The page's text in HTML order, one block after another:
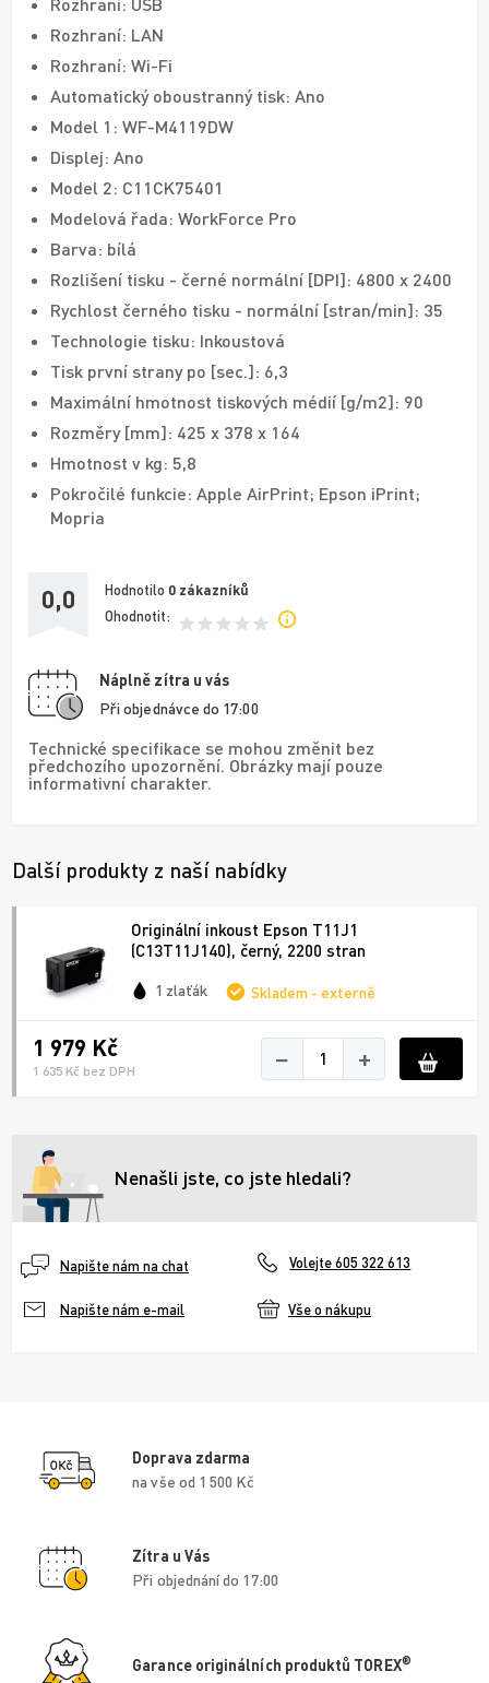
Rozhraní: LAN
Rozhraní: Wi-Fi
Automatický oboustranný tisk: Ano
Model 1: WF-M4119DW
Displej: Ano
Model 2: C11CK75401
Modelová řada: WorkForce Pro
Barva: bílá
Rozlišení tisku - černé normální [DPI]: 4800 x 2400
Rychlost černého tisku - normální [stran/min]: 35
Technologie tisku: Inkoustová
Tisk první strany po [sec.]: 6,3
Maximální hmotnost tiskových médií [g/m2]: 90
Rozměry [mm]: 425‎ x 378 x 164
Hmotnost v kg: 5,8
Pokročilé funkcie: Apple AirPrint; Epson iPrint;
Mopria
0,0 Hodnotilo 0 zákazníků
Ohodnotit:
Náplně zítra u vás
Při objednávce do 17:00
Technické specifikace se mohou změnit bez
předchozího upozornění. Obrázky mají pouze
informativní charakter.
Další produkty z naší nabídky
Originální inkoust Epson T11J1
(C13T11J140), černý, 2200 stran
1 zlaťák Skladem - externě
1 979 Kč
1 635 Kč bez DPH − +
Nenašli jste, co jste hledali?
Napište nám na chat Volejte 605 322 613
Napište nám e-mail Vše o nákupu
Doprava zdarma
na vše od 1 500 Kč
Zítra u Vás
Při objednání do 17:00
Garance originálních produktů TOREX®